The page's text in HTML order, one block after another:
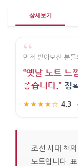
상세보기
“
먼저 받아보신 분들
“옛날 노트 느
좋습니다.” 정
★★★★☆ 4.3 ·
조선 시대 책
노트입니다.